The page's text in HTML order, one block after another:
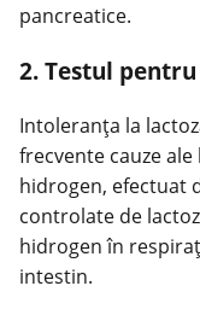
pancreatice.
2. Testul
Intoleranţa la
frecvente cauze
hidrogen, efectuat
controlate de
hidrogen în
intestin.